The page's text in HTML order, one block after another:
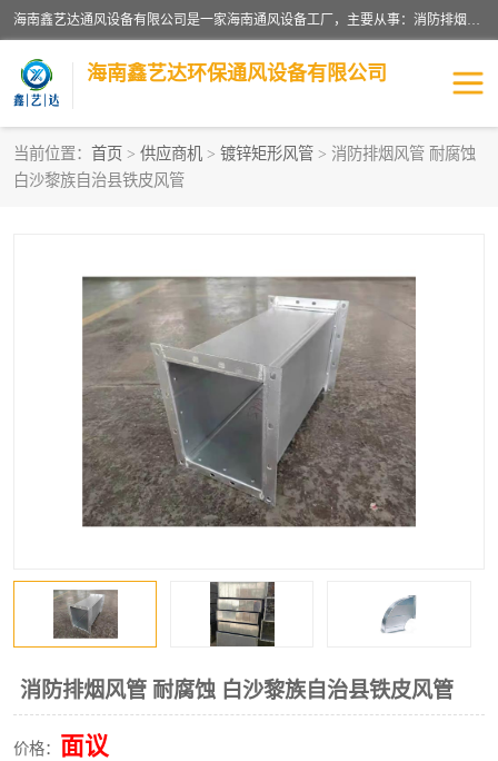
海南鑫艺达通风设备有限公司是一家海南通风设备工厂，主要从事：消防排烟工程、油烟净化工程、厨房排烟工程、酒店厨房设备、新风排风系统、镀锌铁皮管道加工、暖通工程、通风管道安装、消防火阀百叶风口等业务。公司拥有管道及配件一体化工厂生产线，良好的售后服务，良好的设计团队，良好的施工团队、良好管理人员，掌握畅通丰富的信息、市场渠道。
海南鑫艺达环保通风设备有限公司
当前位置： 首页 > 供应商机 > 镀锌矩形风管 > 消防排烟风管 耐腐蚀
白沙黎族自治县铁皮风管
消防排烟风管 耐腐蚀 白沙黎族自治县铁皮风管
价格： 面议
海南暖通工程
海南油烟净化工程 管道配件
镁质防火风管
通风设备 通风管道
消防阀门 消防风机
镀锌矩形风管
不锈钢烟罩 防火阀
排烟风机 百叶风口
油烟净化器